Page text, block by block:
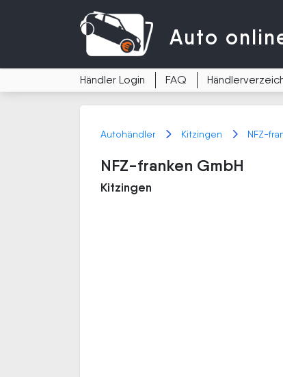
Auto
Händler Login FAQ
Autohändler Kitzingen NFZ-
NFZ-franken GmbH
Kitzingen